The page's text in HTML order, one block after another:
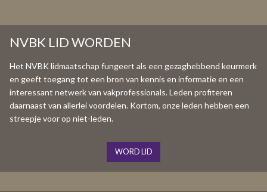
NVBK LID WORDEN
Het NVBK lidmaatschap fungeert als een gezaghebbend keurmerk
en geeft toegang tot een bron van kennis en informatie en een
interessant netwerk van vakprofessionals. Leden profiteren
daarnaast van allerlei voordelen. Kortom, onze leden hebben een
streepje voor op niet-leden.
WORD LID